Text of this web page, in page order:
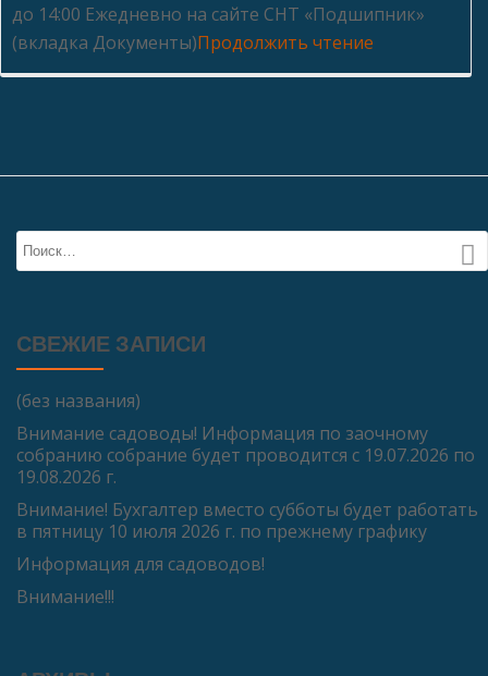
до 14:00 Ежедневно на сайте СНТ «Подшипник»
(вкладка Документы)Продолжить чтение
собрание
СВЕЖИЕ ЗАПИСИ
(без названия)
Внимание садоводы! Информация по заочному
собранию собрание будет проводится с 19.07.2026 по
19.08.2026 г.
Внимание! Бухгалтер вместо субботы будет работать
в пятницу 10 июля 2026 г. по прежнему графику
Информация для садоводов!
Внимание!!!